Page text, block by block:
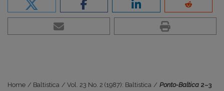
Home / Baltistica / Vol. 23 No. 2 (1987): Baltistica / Ponto-Baltica2–3